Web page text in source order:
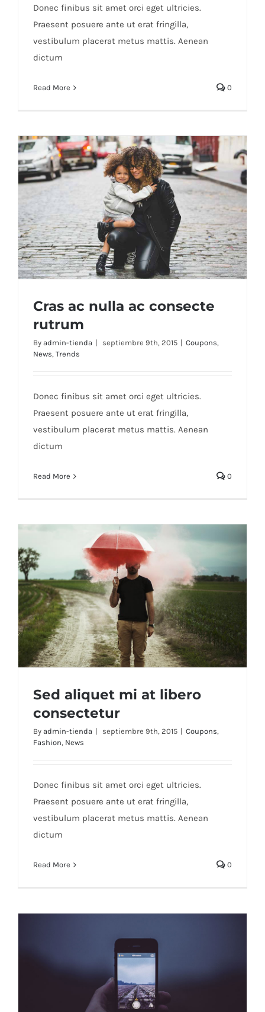
Donec finibus sit amet orci eget ultricies.
Praesent posuere ante ut erat fringilla,
vestibulum placerat metus mattis. Aenean
dictum
Read More 0
Cras ac nulla ac consecte
rutrum
By admin-tienda | septiembre 9th, 2015 | Coupons,
News, Trends
Donec finibus sit amet orci eget ultricies.
Praesent posuere ante ut erat fringilla,
vestibulum placerat metus mattis. Aenean
dictum
Read More 0
Sed aliquet mi at libero
consectetur
By admin-tienda | septiembre 9th, 2015 | Coupons,
Fashion, News
Donec finibus sit amet orci eget ultricies.
Praesent posuere ante ut erat fringilla,
vestibulum placerat metus mattis. Aenean
dictum
Read More 0